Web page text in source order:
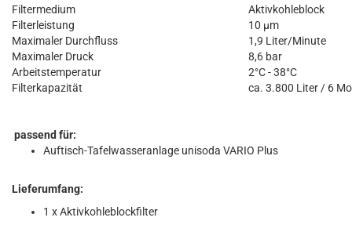
Filtermedium
Aktivkohleblock
Filterleistung
10 µm
Maximaler Durchfluss
1,9 Liter/Minute
Maximaler Druck
8,6 bar
Arbeitstemperatur
2°C - 38°C
Filterkapazität
ca. 3.800 Liter / 6
passend für:
Auftisch-Tafelwasseranlage unisoda VARIO Plus
Lieferumfang:
1 x Aktivkohleblockfilter